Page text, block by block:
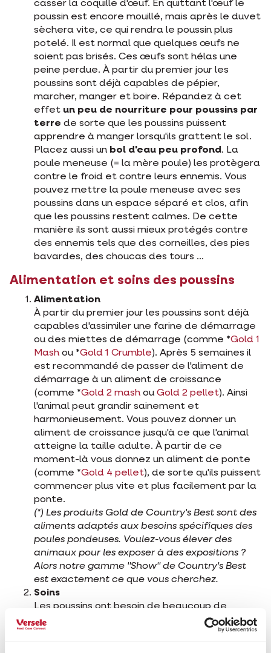
casser la coquille d'œuf. En quittant l'œuf le
poussin est encore mouillé, mais après le duvet
sèchera vite, ce qui rendra le poussin plus
potelé. Il est normal que quelques œufs ne
soient pas brisés. Ces œufs sont hélas une
peine perdue. À partir du premier jour les
poussins sont déjà capables de pépier,
marcher, manger et boire. Répandez à cet
effet un peu de nourriture pour poussins par
terre de sorte que les poussins puissent
apprendre à manger lorsqu'ils grattent le sol.
Placez aussi un bol d'eau peu profond. La
poule meneuse (= la mère poule) les protègera
contre le froid et contre leurs ennemis. Vous
pouvez mettre la poule meneuse avec ses
poussins dans un espace séparé et clos, afin
que les poussins restent calmes. De cette
manière ils sont aussi mieux protégés contre
des ennemis tels que des corneilles, des pies
bavardes, des choucas des tours ...
Alimentation et soins des poussins
Alimentation
À partir du premier jour les poussins sont déjà
capables d'assimiler une farine de démarrage
ou des miettes de démarrage (comme *Gold 1
Mash ou *Gold 1 Crumble). Après 5 semaines il
est recommandé de passer de l'aliment de
démarrage à un aliment de croissance
(comme *Gold 2 mash ou Gold 2 pellet). Ainsi
l'animal peut grandir sainement et
harmonieusement. Vous pouvez donner un
aliment de croissance jusqu'à ce que l'animal
atteigne la taille adulte. À partir de ce
moment-là vous donnez un aliment de ponte
(comme *Gold 4 pellet), de sorte qu'ils puissent
commencer plus vite et plus facilement par la
ponte.
(*) Les produits Gold de Country's Best sont des
aliments adaptés aux besoins spécifiques des
poules pondeuses. Voulez-vous élever des
animaux pour les exposer à des expositions ?
Alors notre gamme "Show" de Country's Best
est exactement ce que vous cherchez.
Soins
Les poussins ont besoin de beaucoup de
chaleur. Par temps froid ou lorsque il n'y a pas
d'abri adéquat il est recommandé d'installer